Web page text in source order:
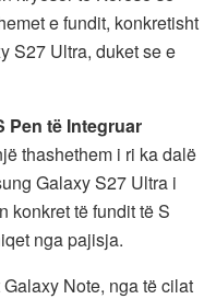
e fundit, konkretisht
S27 Ultra, duket se e
Pen të Integruar
thashethem i ri ka dalë
Galaxy S27 Ultra i
konkret të fundit të S
nga pajisja.
Note, nga të cilat